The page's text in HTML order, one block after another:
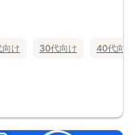
け 30代向け 40代向け